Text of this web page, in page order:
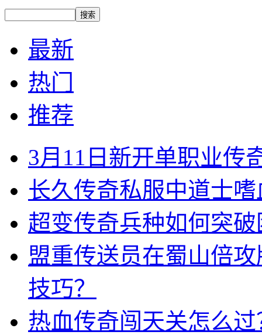
最新
热门
推荐
3月11日新开单职业传
长久传奇私服中道士
超变传奇兵种如何突
盟重传送员在蜀山倍
技巧？
热血传奇闯天关怎么